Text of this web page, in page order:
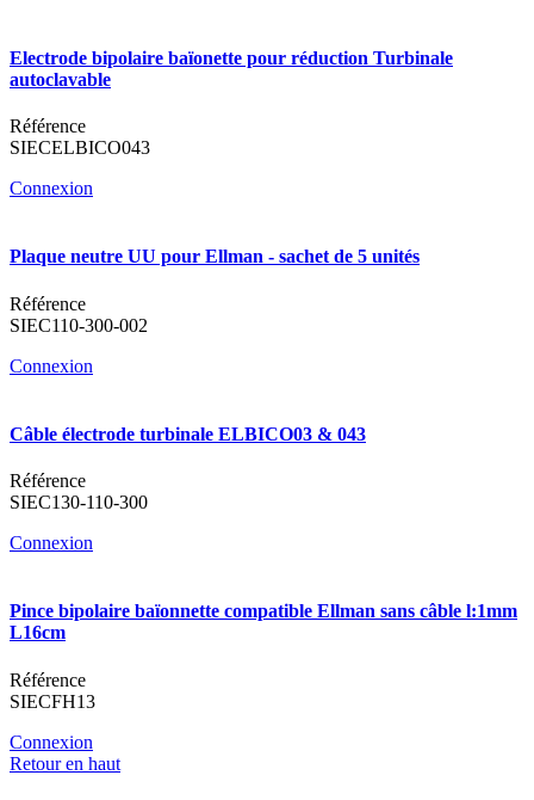
Electrode bipolaire baïonette pour réduction Turbinale
autoclavable
Référence
SIECELBICO043
Connexion
Plaque neutre UU pour Ellman - sachet de 5 unités
Référence
SIEC110-300-002
Connexion
Câble électrode turbinale ELBICO03 & 043
Référence
SIEC130-110-300
Connexion
Pince bipolaire baïonnette compatible Ellman sans câble l:1mm
L16cm
Référence
SIECFH13
Connexion
Retour en haut